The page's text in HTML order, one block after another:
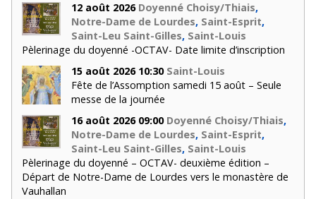
12 août 2026 Doyenné Choisy/Thiais,
Notre-Dame de Lourdes, Saint-Esprit,
Saint-Leu Saint-Gilles, Saint-Louis
Pèlerinage du doyenné -OCTAV- Date limite d’inscription
15 août 2026 10:30 Saint-Louis
Fête de l’Assomption samedi 15 août – Seule
messe de la journée
16 août 2026 09:00 Doyenné Choisy/Thiais,
Notre-Dame de Lourdes, Saint-Esprit,
Saint-Leu Saint-Gilles, Saint-Louis
Pèlerinage du doyenné – OCTAV- deuxième édition –
Départ de Notre-Dame de Lourdes vers le monastère de
Vauhallan